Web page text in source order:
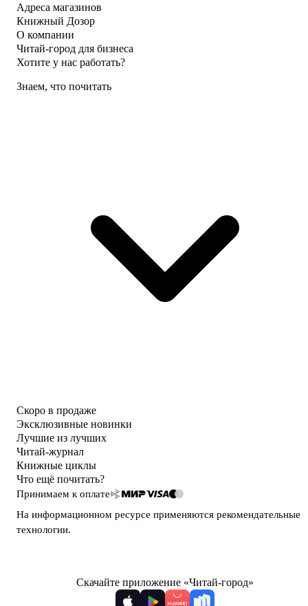
Адреса магазинов
Книжный Дозор
О компании
Читай-город для бизнеса
Хотите у нас работать?
Знаем, что почитать
Скоро в продаже
Эксклюзивные новинки
Лучшие из лучших
Читай-журнал
Книжные циклы
Что ещё почитать?
Принимаем к оплате
На информационном ресурсе применяются рекомендательные
технологии.
Скачайте приложение «Читай-город»